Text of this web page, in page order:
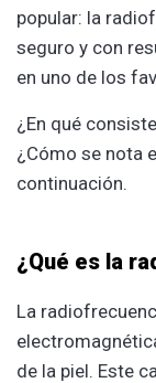
popular: la
seguro y con
en uno de los
¿En qué
¿Cómo se nota
continuación.
¿Qué es la
La
de la piel. Este